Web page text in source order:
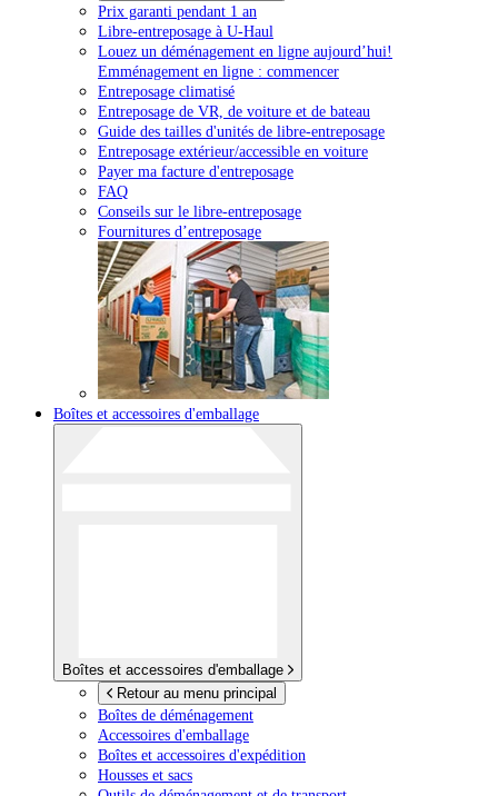
Prix garanti pendant 1 an
Libre-entreposage à U-Haul
Louez un déménagement en ligne aujourd’hui!
Emménagement en ligne : commencer
Entreposage climatisé
Entreposage de VR, de voiture et de bateau
Guide des tailles d'unités de libre-entreposage
Entreposage extérieur/accessible en voiture
Payer ma facture d'entreposage
FAQ
Conseils sur le libre-entreposage
Fournitures d’entreposage
Boîtes et accessoires d'emballage
Boîtes et accessoires d'emballage
Retour au menu principal
Boîtes de déménagement
Accessoires d'emballage
Boîtes et accessoires d'expédition
Housses et sacs